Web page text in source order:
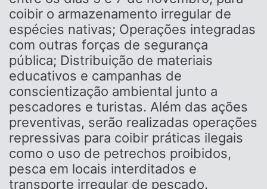
coibir o armazenamento irregular de
espécies nativas; Operações integradas
com outras forças de segurança
pública; Distribuição de materiais
educativos e campanhas de
conscientização ambiental junto a
pescadores e turistas. Além das ações
preventivas, serão realizadas operações
repressivas para coibir práticas ilegais
como o uso de petrechos proibidos,
pesca em locais interditados e
transporte irregular de pescado.